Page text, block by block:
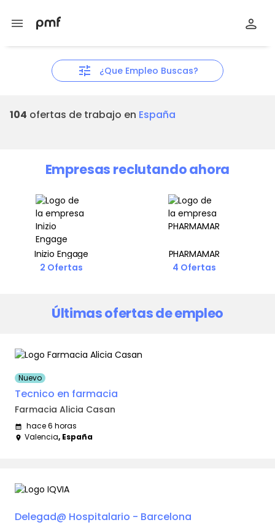
menu
tune ¿Que Empleo Buscas?
104 ofertas de trabajo en España
Empresas reclutando ahora
Inizio Engage
2 Ofertas
PHARMAMAR
4 Ofertas
Últimas ofertas de empleo
Nuevo
Tecnico en farmacia
Farmacia Alicia Casan
calendar_month hace 6 horas
place Valencia, España
Delegad@ Hospitalario - Barcelona